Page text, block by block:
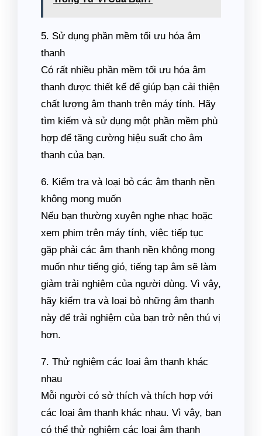
5. Sử dụng phần mềm tối ưu hóa âm
thanh
Có rất nhiều phần mềm tối ưu hóa âm
thanh được thiết kế để giúp bạn cải thiện
chất lượng âm thanh trên máy tính. Hãy
tìm kiếm và sử dụng một phần mềm phù
hợp để tăng cường hiệu suất cho âm
thanh của bạn.
6. Kiểm tra và loại bỏ các âm thanh nền
không mong muốn
Nếu bạn thường xuyên nghe nhạc hoặc
xem phim trên máy tính, việc tiếp tục
gặp phải các âm thanh nền không mong
muốn như tiếng gió, tiếng tạp âm sẽ làm
giảm trải nghiệm của người dùng. Vì vậy,
hãy kiểm tra và loại bỏ những âm thanh
này để trải nghiệm của bạn trở nên thú vị
hơn.
7. Thử nghiệm các loại âm thanh khác
nhau
Mỗi người có sở thích và thích hợp với
các loại âm thanh khác nhau. Vì vậy, bạn
có thể thử nghiệm các loại âm thanh